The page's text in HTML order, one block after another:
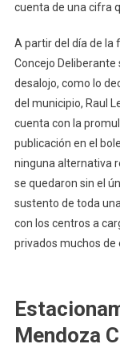
cuenta de una cifra
A partir del día de la
Concejo
desalojo, como lo
del municipio, Raul
cuenta con la
publicación en el
ninguna alternativa
se quedaron sin el
sustento de toda
con los centros a
privados muchos de
Mendoza